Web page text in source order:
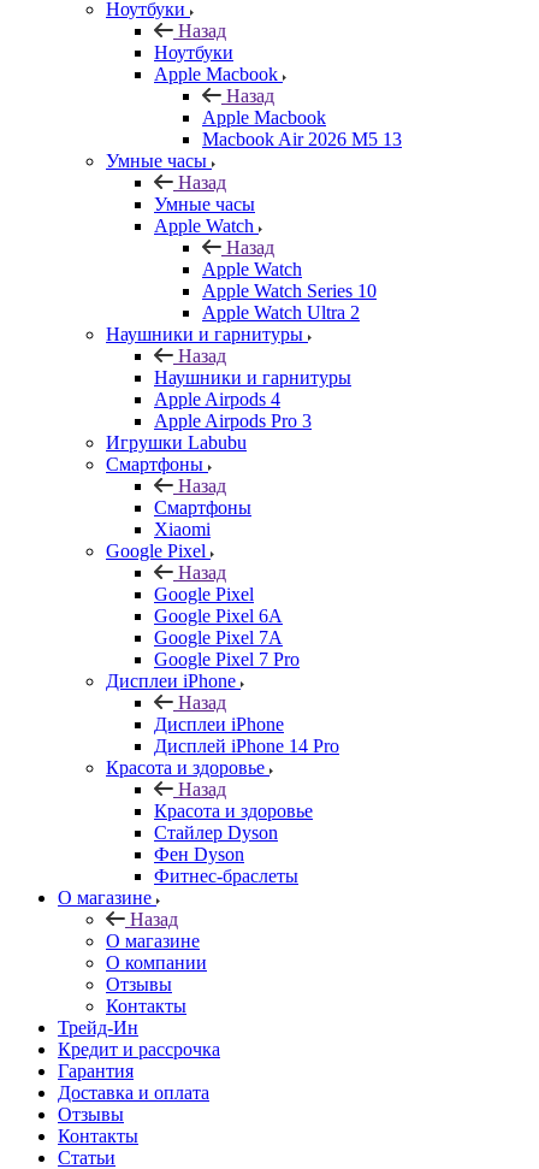
Ноутбуки
Назад
Ноутбуки
Apple Macbook
Назад
Apple Macbook
Macbook Air 2026 M5 13
Умные часы
Назад
Умные часы
Apple Watch
Назад
Apple Watch
Apple Watch Series 10
Apple Watch Ultra 2
Наушники и гарнитуры
Назад
Наушники и гарнитуры
Apple Airpods 4
Apple Airpods Pro 3
Игрушки Labubu
Смартфоны
Назад
Смартфоны
Xiaomi
Google Pixel
Назад
Google Pixel
Google Pixel 6A
Google Pixel 7А
Google Pixel 7 Pro
Дисплеи iPhone
Назад
Дисплеи iPhone
Дисплей iPhone 14 Pro
Красота и здоровье
Назад
Красота и здоровье
Стайлер Dyson
Фен Dyson
Фитнес-браслеты
О магазине
Назад
О магазине
О компании
Отзывы
Контакты
Трейд-Ин
Кредит и рассрочка
Гарантия
Доставка и оплата
Отзывы
Контакты
Статьи